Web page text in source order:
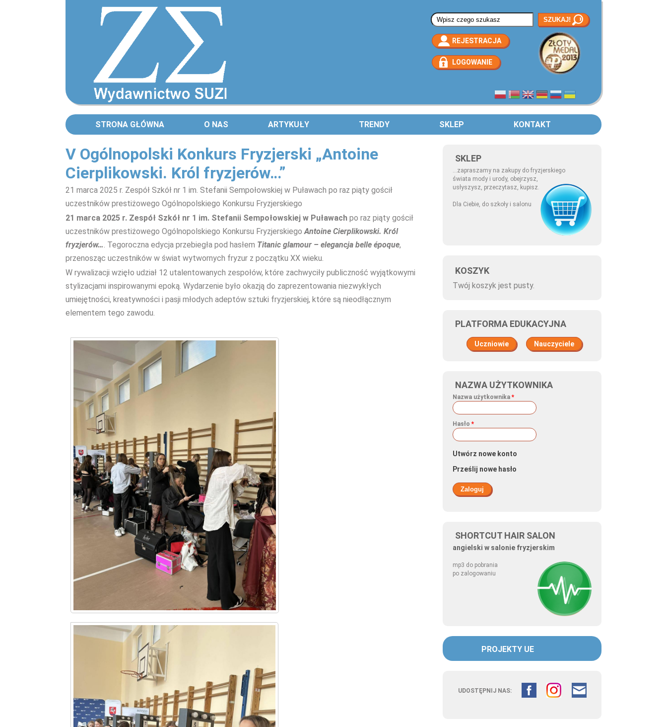
Formularz wyszukiwania
REJESTRACJA
LOGOWANIE
STRONA GŁÓWNA O NAS ARTYKUŁY TRENDY SKLEP KONTAKT
SKLEP
...zapraszamy na zakupy do fryzjerskiego
świata mody i urody, obejrzysz,
usłyszysz, przeczytasz, kupisz.
Dla Ciebie, do szkoły i salonu
KOSZYK
Twój koszyk jest pusty.
PLATFORMA EDUKACYJNA
Uczniowie Nauczyciele
NAZWA UŻYTKOWNIKA
Nazwa użytkownika *
Hasło *
Utwórz nowe konto
Prześlij nowe hasło
SHORTCUT HAIR SALON
angielski w salonie fryzjerskim
mp3 do pobrania
po zalogowaniu
PROJEKTY UE
UDOSTĘPNIJ NAS:
V Ogólnopolski Konkurs Fryzjerski „Antoine
Cierplikowski. Król fryzjerów…”
21 marca 2025 r. Zespół Szkół nr 1 im. Stefanii Sempołowskiej w Puławach po raz piąty gościł
uczestników prestiżowego Ogólnopolskiego Konkursu Fryzjerskiego
21 marca 2025 r. Zespół Szkół nr 1 im. Stefanii Sempołowskiej w Puławach po raz piąty gościł
uczestników prestiżowego Ogólnopolskiego Konkursu FryzjerskiegoAntoine Cierplikowski. Król
fryzjerów…. Tegoroczna edycja przebiegła pod hasłem Titanic glamour – elegancja belle époque,
przenosząc uczestników w świat wytwornych fryzur z początku XX wieku.
W rywalizacji wzięło udział 12 utalentowanych zespołów, które zachwyciły publiczność wyjątkowymi
stylizacjami inspirowanymi epoką. Wydarzenie było okazją do zaprezentowania niezwykłych
umiejętności, kreatywności i pasji młodych adeptów sztuki fryzjerskiej, które są nieodłącznym
elementem tego zawodu.